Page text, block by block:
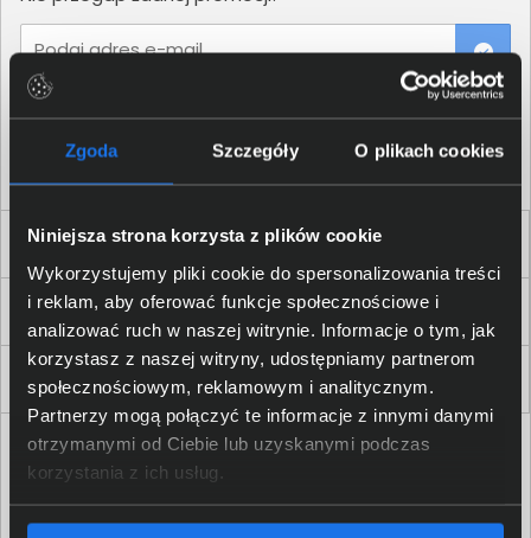
Zgoda Szczegóły O plikach cookies
Niniejsza strona korzysta z plików cookie
Wykorzystujemy pliki cookie do spersonalizowania treści
i reklam, aby oferować funkcje społecznościowe i
analizować ruch w naszej witrynie. Informacje o tym, jak
korzystasz z naszej witryny, udostępniamy partnerom
społecznościowym, reklamowym i analitycznym.
Partnerzy mogą połączyć te informacje z innymi danymi
otrzymanymi od Ciebie lub uzyskanymi podczas
korzystania z ich usług.
Dla Firm i Instytucji
Zakupy
Delkom 2000
Podaj adres e-mail